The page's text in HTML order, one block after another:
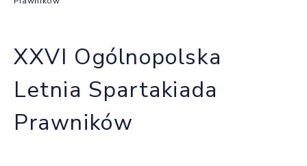
XXVI Ogólnopolska
Letnia Spartakiada
Prawników